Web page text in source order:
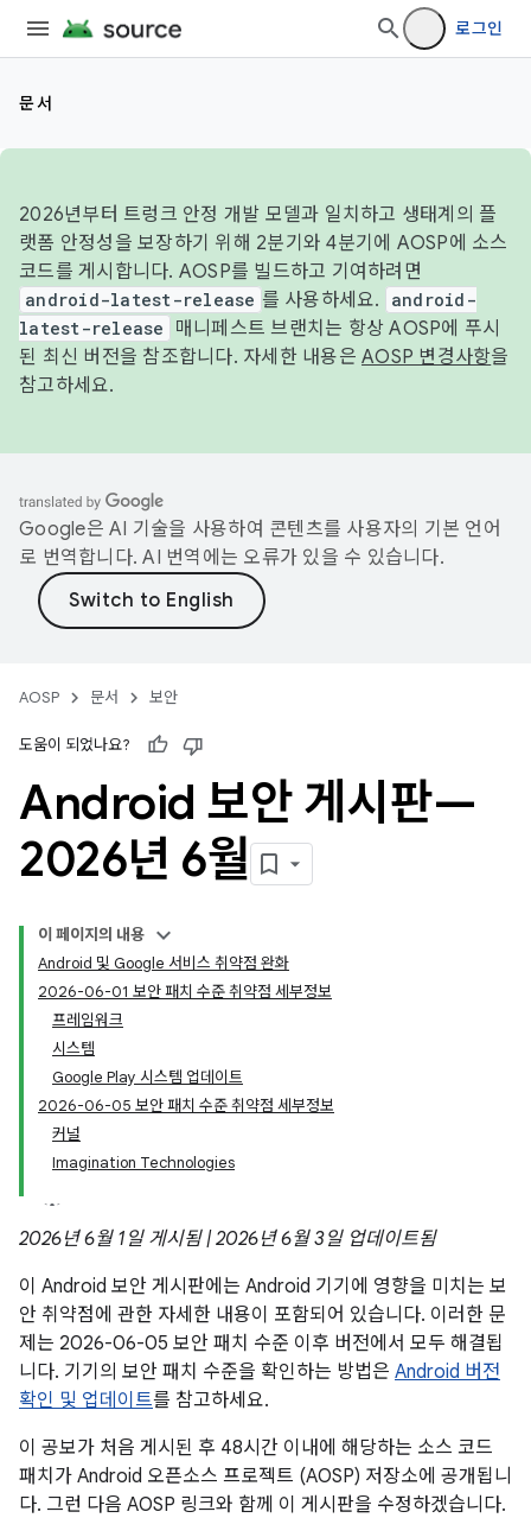
로그인
문서
2026년부터 트렁크 안정 개발 모델과 일치하고 생태계의 플
랫폼 안정성을 보장하기 위해 2분기와 4분기에 AOSP에 소스
코드를 게시합니다. AOSP를 빌드하고 기여하려면
android-latest-release 를 사용하세요.
android-
latest-release
매니페스트 브랜치는 항상 AOSP에 푸시
된 최신 버전을 참조합니다. 자세한 내용은 AOSP 변경사항을
참고하세요.
Google은 AI 기술을 사용하여 콘텐츠를 사용자의 기본 언어
로 번역합니다. AI 번역에는 오류가 있을 수 있습니다.
AOSP 문서 보안
도움이 되었나요?
Android 보안 게시판—
2026년 6월
이 페이지의 내용
Android 및 Google 서비스 취약점 완화
2026-06-01 보안 패치 수준 취약점 세부정보
프레임워크
시스템
Google Play 시스템 업데이트
2026-06-05 보안 패치 수준 취약점 세부정보
커널
Imagination Technologies
2026년 6월 1일 게시됨 | 2026년 6월 3일 업데이트됨
이 Android 보안 게시판에는 Android 기기에 영향을 미치는 보
안 취약점에 관한 자세한 내용이 포함되어 있습니다. 이러한 문
제는 2026-06-05 보안 패치 수준 이후 버전에서 모두 해결됩
니다. 기기의 보안 패치 수준을 확인하는 방법은 Android 버전
확인 및 업데이트를 참고하세요.
이 공보가 처음 게시된 후 48시간 이내에 해당하는 소스 코드
패치가 Android 오픈소스 프로젝트 (AOSP) 저장소에 공개됩니
다. 그런 다음 AOSP 링크와 함께 이 게시판을 수정하겠습니다.